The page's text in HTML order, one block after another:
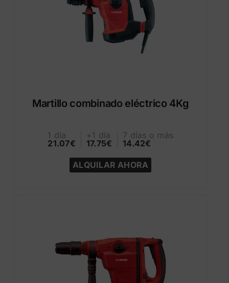
Martillo combinado eléctrico 4Kg
1 día
21.07€
+1 día
17.75€
7 días o más
14.42€
ALQUILAR AHORA